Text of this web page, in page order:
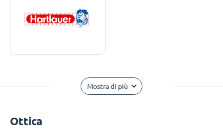
Mostra di più
Ottica